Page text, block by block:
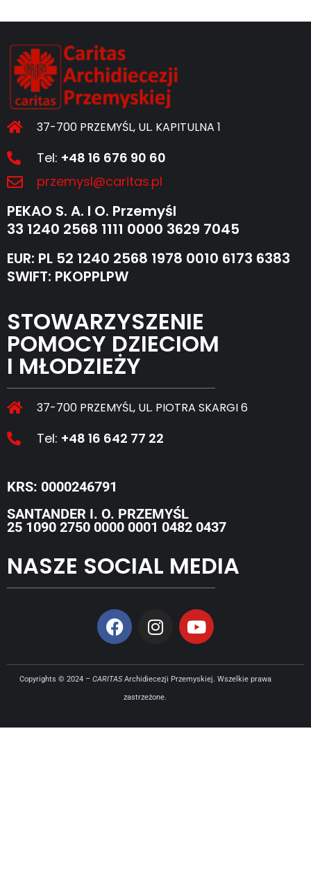
37-700 PRZEMYŚL, UL. KAPITULNA 1
Tel: +48 16 676 90 60
przemysl@caritas.pl
PEKAO S. A. I O. Przemyśl
33 1240 2568 1111 0000 3629 7045
EUR: PL 52 1240 2568 1978 0010 6173 6383
SWIFT: PKOPPLPW
STOWARZYSZENIE
POMOCY DZIECIOM
I MŁODZIEŻY
37-700 PRZEMYŚL, UL. PIOTRA SKARGI 6
Tel: +48 16 642 77 22
KRS: 0000246791
SANTANDER I. O. PRZEMYŚL
25 1090 2750 0000 0001 0482 0437
NASZE SOCIAL MEDIA
Copyrights © 2024 – CARITASArchidiecezji Przemyskiej. Wszelkie prawa
zastrzeżone.